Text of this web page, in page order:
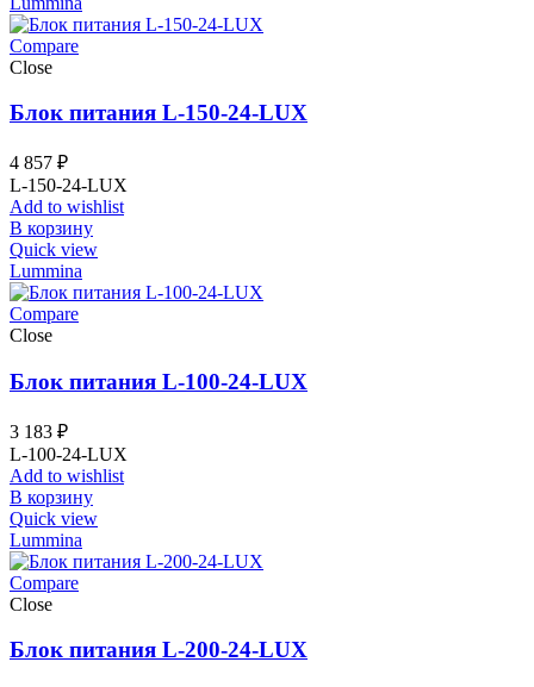
Compare
Close
Блок питания L-150-24-LUX
4 857 ₽
L-150-24-LUX
Add to wishlist
В корзину
Quick view
Lummina
Compare
Close
Блок питания L-100-24-LUX
3 183 ₽
L-100-24-LUX
Add to wishlist
В корзину
Quick view
Lummina
Compare
Close
Блок питания L-200-24-LUX